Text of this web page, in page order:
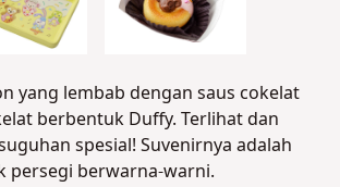
yang lembab dengan saus cokelat
berbentuk Duffy. Terlihat dan
spesial! Suvenirnya adalah
persegi berwarna-warni.